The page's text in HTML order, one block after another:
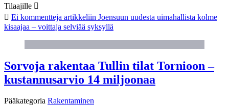
Tilaajille
Ei kommentteja artikkeliin Joensuun uudesta uimahallista kolme
kisaajaa – voittaja selviää syksyllä
Sorvoja rakentaa Tullin tilat Tornioon –
kustannusarvio 14 miljoonaa
Pääkategoria Rakentaminen